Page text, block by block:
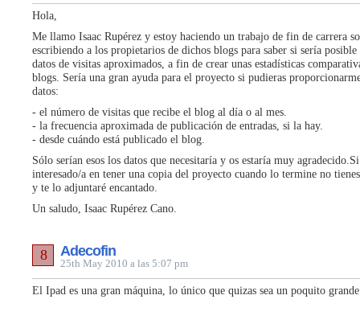
Hola,
Me llamo Isaac Rupérez y estoy haciendo un trabajo de fin de carrera
escribiendo a los propietarios de dichos blogs para saber si sería
datos de visitas aproximados, a fin de crear unas estadísticas
blogs. Sería una gran ayuda para el proyecto si pudieras
datos:
- el número de visitas que recibe el blog al día o al mes.
- la frecuencia aproximada de publicación de entradas, si la hay.
- desde cuándo está publicado el blog.
Sólo serían esos los datos que necesitaría y os estaría muy
interesado/a en tener una copia del proyecto cuando lo termine no
y te lo adjuntaré encantado.
Un saludo, Isaac Rupérez Cano.
Adecofin
25th May 2010 a las 5:07 pm
8
El Ipad es una gran máquina, lo único que quizas sea un poquito